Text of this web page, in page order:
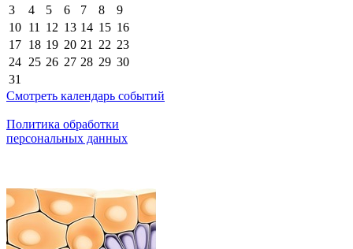
3
4 5 6 7 8
9
10 11 12 13 14 15 16
17 18 19 20 21 22 23
24 25 26 27 28 29 30
31
Смотреть календарь событий
Политика обработки
персональных данных